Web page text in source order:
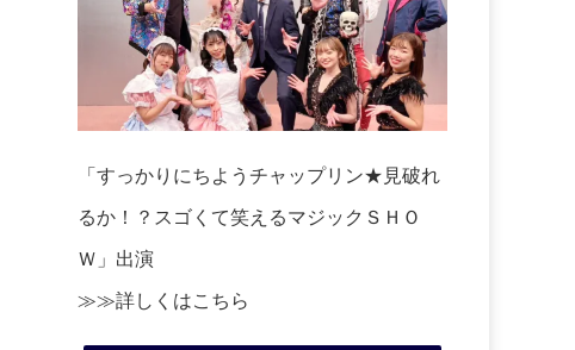
「すっかりにちようチャップリン★見破れ
るか！？スゴくて笑えるマジックＳＨＯ
Ｗ」出演
≫≫詳しくはこちら